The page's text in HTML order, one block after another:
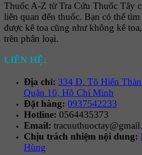
Thuốc A-Z từ Tra Cứu Thuốc Tây
liên quan đến thuốc. Bạn có thể
được kê toa cũng như không kê
trên phân loại.
LIÊN HỆ:
Địa chỉ: 334 Đ. Tô Hiến
Quận 10, Hồ Chí Minh
Đặt hàng: 0937542233
Hotline: 0564435373
Email:
Chịu trách nhiệm nội dung:
Hùng